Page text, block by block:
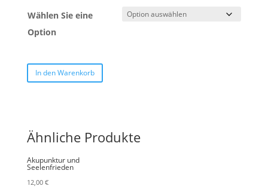
Wählen Sie eine
Option
In den Warenkorb
Ähnliche Produkte
Akupunktur und
Seelenfrieden
12,00 €